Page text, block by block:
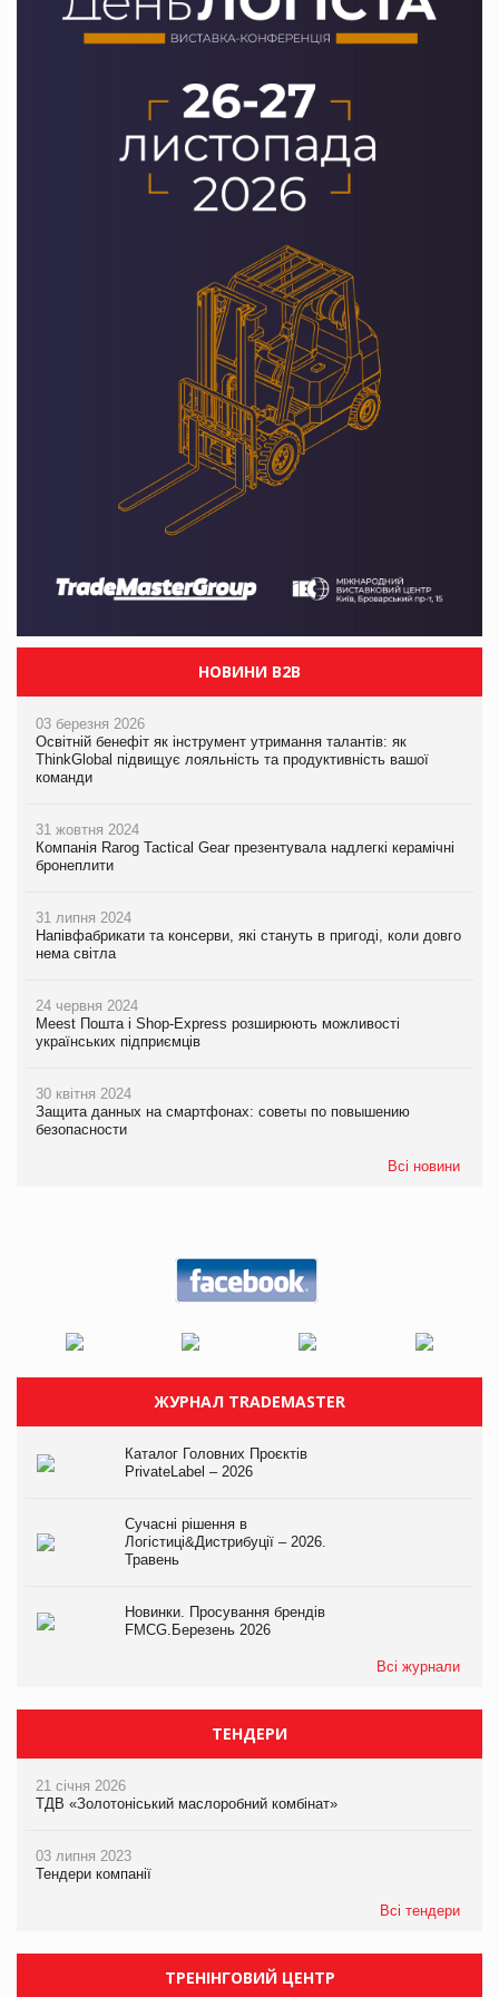
НОВИНИ B2B
03 березня 2026
Освітній бенефіт як інструмент утримання талантів: як
ThinkGlobal підвищує лояльність та продуктивність вашої
команди
31 жовтня 2024
Компанія Rarog Tactical Gear презентувала надлегкі керамічні
бронеплити
31 липня 2024
Напівфабрикати та консерви, які стануть в пригоді, коли довго
нема світла
24 червня 2024
Meest Пошта і Shop-Express розширюють можливості
українських підприємців
30 квітня 2024
Защита данных на смартфонах: советы по повышению
безопасности
Всі новини
ЖУРНАЛ TRADEMASTER
Каталог Головних Проєктів
PrivateLabel – 2026
Сучасні рішення в
Логістиці&Дистрибуції – 2026.
Травень
Новинки. Просування брендів
FMCG.Березень 2026
Всі журнали
ТЕНДЕРИ
21 січня 2026
ТДВ «Золотоніський маслоробний комбінат»
03 липня 2023
Тендери компанії
Всі тендери
ТРЕНІНГОВИЙ ЦЕНТР